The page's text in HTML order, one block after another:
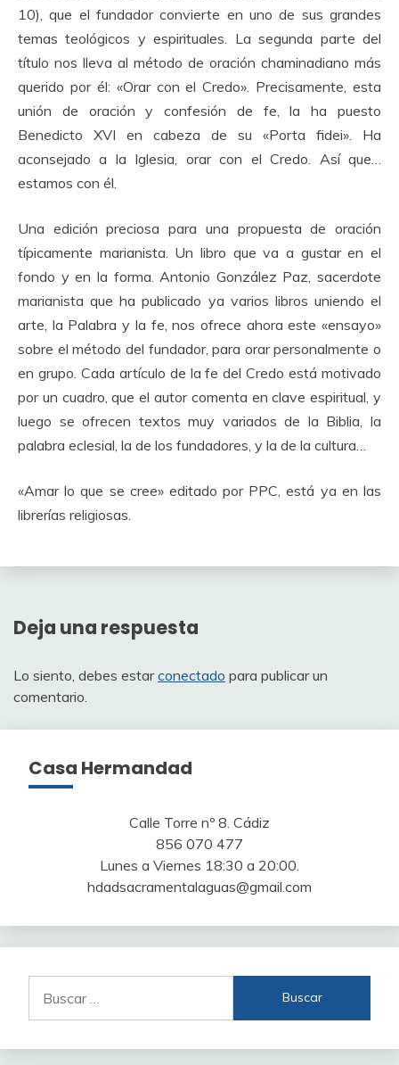
10), que el fundador convierte en uno de sus grandes
temas teológicos y espirituales. La segunda parte del
título nos lleva al método de oración chaminadiano más
querido por él: «Orar con el Credo». Precisamente, esta
unión de oración y confesión de fe, la ha puesto
Benedicto XVI en cabeza de su «Porta fidei». Ha
aconsejado a la Iglesia, orar con el Credo. Así que…
estamos con él.
Una edición preciosa para una propuesta de oración
típicamente marianista. Un libro que va a gustar en el
fondo y en la forma. Antonio González Paz, sacerdote
marianista que ha publicado ya varios libros uniendo el
arte, la Palabra y la fe, nos ofrece ahora este «ensayo»
sobre el método del fundador, para orar personalmente o
en grupo. Cada artículo de la fe del Credo está motivado
por un cuadro, que el autor comenta en clave espiritual, y
luego se ofrecen textos muy variados de la Biblia, la
palabra eclesial, la de los fundadores, y la de la cultura…
«Amar lo que se cree» editado por PPC, está ya en las
librerías religiosas.
Deja una respuesta
Lo siento, debes estarconectado para publicar un
comentario.
Casa Hermandad
Calle Torre nº 8. Cádiz
856 070 477
Lunes a Viernes 18:30 a 20:00.
hdadsacramentalaguas@gmail.com